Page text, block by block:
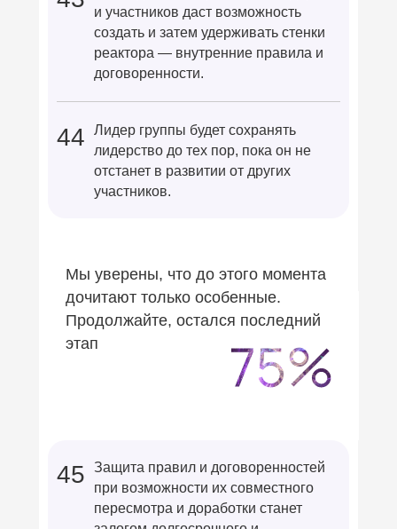
Мы уверены, что до этого момента
дочитают только особенные.
Продолжайте, остался последний
этап
Лидер группы будет сохранять
лидерство до тех пор, пока он не
отстанет в развитии от других
участников.
44
и участников даст возможность
создать и затем удерживать стенки
реактора — внутренние правила и
договоренности.
Защита правил и договоренностей
при возможности их совместного
пересмотра и доработки станет
45